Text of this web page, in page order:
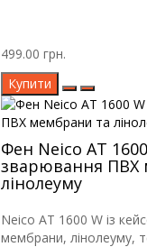
499.00 грн.
Купити
Фен Neico AT
зварювання ПВХ
лінолеуму
Neico AT 1600 W із
мембрани, лінолеуму,